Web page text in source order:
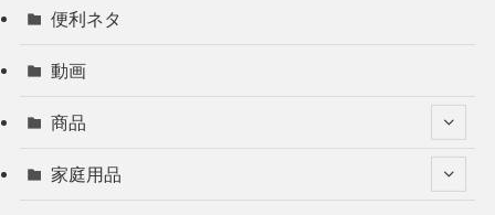
便利ネタ
動画
商品
家庭用品